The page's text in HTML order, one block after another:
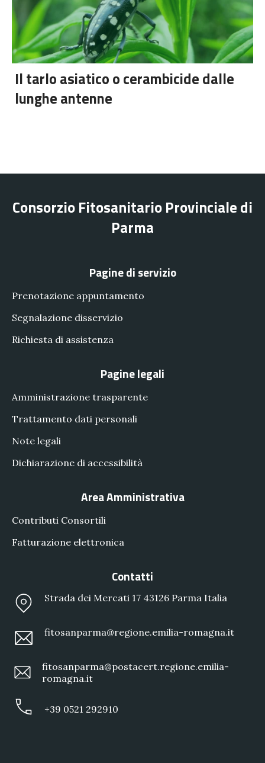
Il tarlo asiatico o cerambicide dalle
lunghe antenne
Consorzio Fitosanitario Provinciale di
Parma
Pagine di servizio
Prenotazione appuntamento
Segnalazione disservizio
Richiesta di assistenza
Pagine legali
Amministrazione trasparente
Trattamento dati personali
Note legali
Dichiarazione di accessibilità
Area Amministrativa
Contributi Consortili
Fatturazione elettronica
Contatti
Strada dei Mercati 17 43126 Parma Italia
fitosanparma@regione.emilia-romagna.it
fitosanparma@postacert.regione.emilia-
romagna.it
+39 0521 292910